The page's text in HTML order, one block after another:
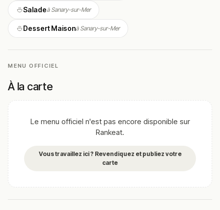
Cadre & ambiance
La paillote du Vallon du Roy cultive une ambiance
Méditerranée.
Le service accompagne une cuisine simple et
Cuisine & concept
La paillote du Vallon du Roy propose une cuisine
Les poissons grillés et les produits de la mer sont à
Saladeà Sanary-sur-Mer
Dessert Maisonà Sanary-sur-Mer
MENU OFFICIEL
À la carte
Le menu officiel n'est pas encore disponible sur
Rankeat.
Vous travaillez ici ? Revendiquez et publiez votre
carte